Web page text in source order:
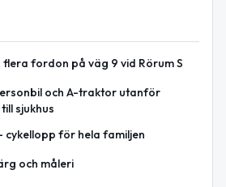
fordon på väg 9 vid Rörum S
och A-traktor utanför
sjukhus
cykellopp för hela familjen
och måleri